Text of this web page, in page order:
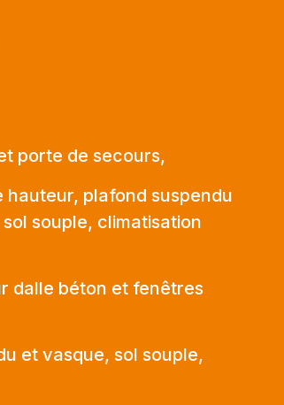
porte de secours,
plafond suspendu
souple, climatisation
dalle béton et fenêtres
et vasque, sol souple,